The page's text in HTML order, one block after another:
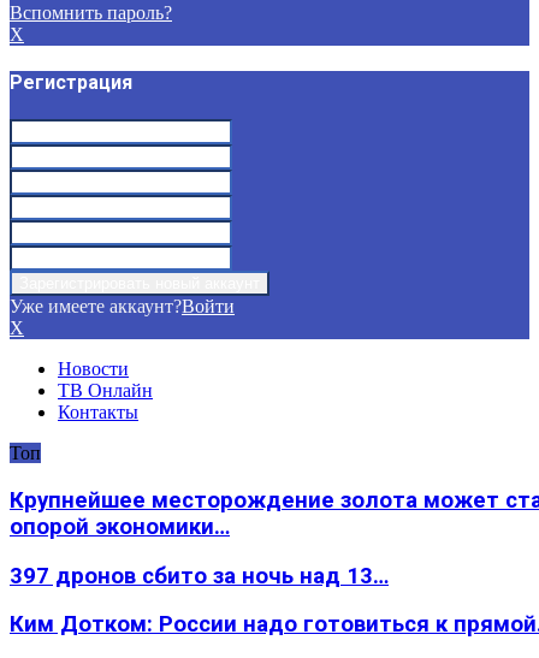
Вспомнить пароль?
X
Регистрация
Уже имеете аккаунт?Войти
X
Новости
ТВ Онлайн
Контакты
Топ
Крупнейшее месторождение золота может
опорой экономики…
397 дронов сбито за ночь над 13…
Ким Дотком: России надо готовиться к